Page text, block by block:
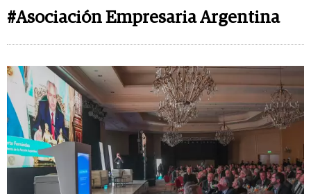
#Asociación Empresaria Argentina